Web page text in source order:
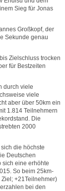
Sieg für Jonas
Großkopf, der
Sekunde genau
Zielschluss trocken
für Bestzeiten
durch viele
viele
aber über 50km ein
1.814 Teilnehmern
Die
2000
die höchste
Deutschen
sich eine erhöhte
So beim 25km-
+21Teilnehmer)
bei den